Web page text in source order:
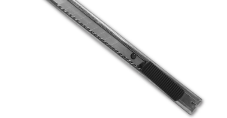
【注意事項】
１．透過由恩沛科技股份有限公司提供之「AFTEE先享後付」服務完成之交
易，需依本服務之必要範圍內提供個人資料，並將交易相關給付款項請求債
權轉讓予恩沛科技股份有限公司。
２．關於個人資料處理事宜，請瀏覽以下網址：
３．未成年的使用者請事先徵得法定代理人或監護人之同意方可使用
「AFTEE先享後付」，若未經同意申辦者引起之損失，本公司不負相關責
４．使用「AFTEE先享後付」時，將依據個別帳號之用戶狀況，依本公司即
時審查核予不同之上限額度；若仍有額度不足之情形，本公司將視審查結果
５．嚴禁一人註冊多個帳號或使用他人資訊註冊。若發現惡意使用之情形，
每筆NT$120，滿NT$899(含以上)免運費